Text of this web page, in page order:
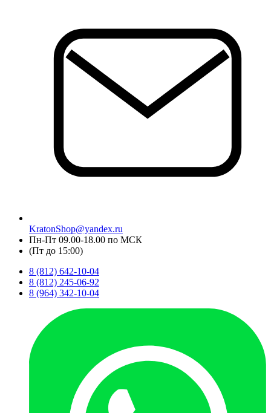
KratonShop@yandex.ru
Пн-Пт 09.00-18.00 по МСК
(Пт до 15:00)
8 (812) 642-10-04
8 (812) 245-06-92
8 (964) 342-10-04